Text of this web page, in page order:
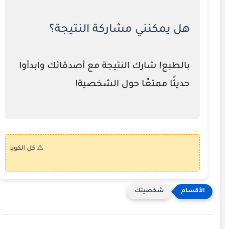
هل يمكنني مشاركة النتيجة؟
بالطبع! شارك النتيجة مع أصدقائك وابدأوا
حديثًا ممتعًا حول الشخصية!
⚠️ كل الكويزات على
شخصيتك